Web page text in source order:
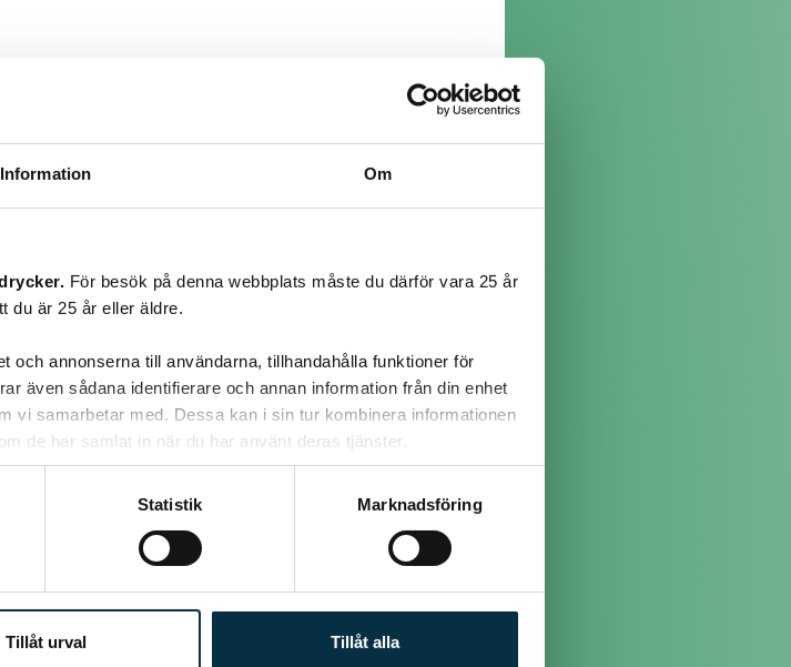
Information Om
För besök på denna webbplats måste du därför vara 25 år
du är 25 år eller äldre.
och annonserna till användarna, tillhandahålla funktioner för
även sådana identifierare och annan information från din enhet
vi samarbetar med. Dessa kan i sin tur kombinera informationen
de har samlat in när du har använt deras tjänster.
Statistik Marknadsföring
Tillåt urval Tillåt alla